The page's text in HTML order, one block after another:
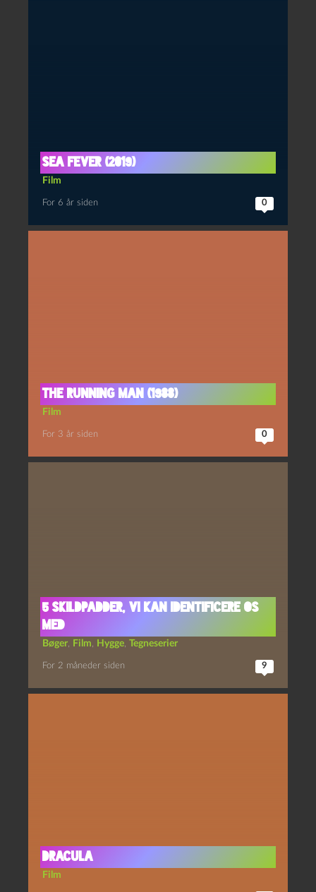
Sea Fever (2019)
Film
For 6 år siden 0
The running man (1988)
Film
For 3 år siden 0
5 skildpadder, vi kan identificere os
med
Bøger, Film, Hygge, Tegneserier
For 2 måneder siden 9
Dracula
Film